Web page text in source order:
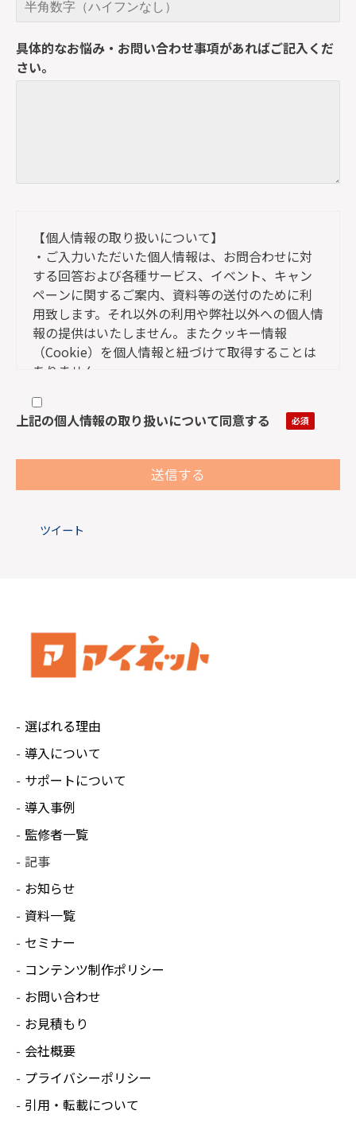
具体的なお悩み・お問い合わせ事項があればご記入くだ
さい。
【個人情報の取り扱いについて】
・ご入力いただいた個人情報は、お問合わせに対
する回答および各種サービス、イベント、キャン
ペーンに関するご案内、資料等の送付のために利
用致します。それ以外の利用や弊社以外への個人情
報の提供はいたしません。またクッキー情報
（Cookie）を個人情報と紐づけて取得することは
ありません。
けないと送信できません。
・弊社が取得した個人情報について、ご本人には
追加または削除、消去や利用停止の権利がありま
す。
ご希望の場合には、下記の問い合わせ窓口までご
当窓口
住 所：320-0861 栃木県宇都宮市西3丁目5-8
メール：ainet-policy@ai-connect.co.jp
上記の個人情報の取り扱いについて同意する
ツイート
選ばれる理由
導入について
サポートについて
導入事例
監修者一覧
記事
お知らせ
資料一覧
セミナー
コンテンツ制作ポリシー
お問い合わせ
お見積もり
会社概要
プライバシーポリシー
引用・転載について